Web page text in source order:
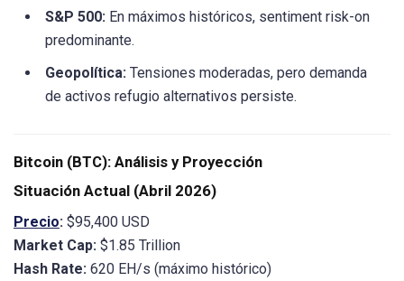
S&P 500: En máximos históricos, sentiment risk-on
predominante.
Geopolítica: Tensiones moderadas, pero demanda
de activos refugio alternativos persiste.
Bitcoin (BTC): Análisis y Proyección
Situación Actual (Abril 2026)
Precio: $95,400 USD
Market Cap: $1.85 Trillion
Hash Rate: 620 EH/s (máximo histórico)